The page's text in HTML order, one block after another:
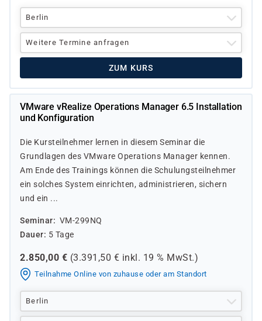
Berlin
Weitere Termine anfragen
ZUM KURS
VMware vRealize Operations Manager 6.5 Installation
und Konfiguration
Die Kursteilnehmer lernen in diesem Seminar die
Grundlagen des VMware Operations Manager kennen.
Am Ende des Trainings können die Schulungsteilnehmer
ein solches System einrichten, administrieren, sichern
und ein ...
Seminar
VM-299NQ
Dauer
5 Tage
2.850,00 € (3.391,50 € inkl. 19 % MwSt.)
Teilnahme Online von zuhause oder am Standort
Berlin